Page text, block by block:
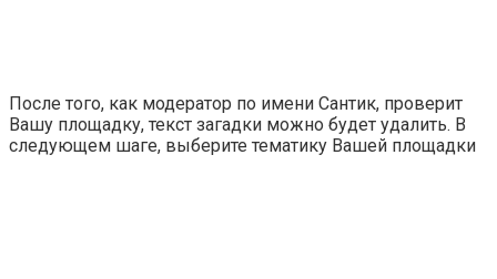
После того, как модератор по имени Сантик, проверит
Вашу площадку, текст загадки можно будет удалить. В
следующем шаге, выберите тематику Вашей площадки